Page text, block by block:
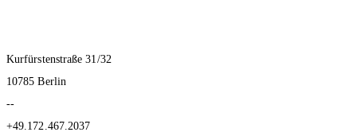
Kurfürstenstraße 31/32
10785 Berlin
--
+49.172.467.2037